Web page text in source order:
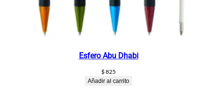
Esfero Abu Dhabi
$825
Añadir al carrito